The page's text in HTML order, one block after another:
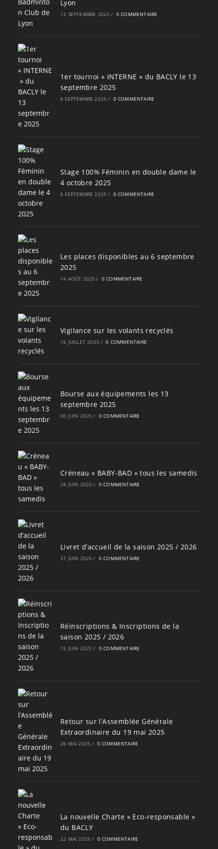
Lyon
12 SEPTEMBRE 2025 / 0 COMMENTAIRE
1er tournoi « INTERNE » du BACLY le 13
septembre 2025
6 SEPTEMBRE 2025 / 0 COMMENTAIRE
Stage 100% Féminin en double dame le
4 octobre 2025
6 SEPTEMBRE 2025 / 0 COMMENTAIRE
Les places disponibles au 6 septembre
2025
14 AOÛT 2025 / 0 COMMENTAIRE
Vigilance sur les volants recyclés
16 JUILLET 2025 / 0 COMMENTAIRE
Bourse aux équipements les 13
septembre 2025
30 JUIN 2025 / 0 COMMENTAIRE
Créneau « BABY-BAD » tous les samedis
28 JUIN 2025 / 0 COMMENTAIRE
Livret d’accueil de la saison 2025 / 2026
27 JUIN 2025 / 0 COMMENTAIRE
Réinscriptions & Inscriptions de la
saison 2025 / 2026
15 JUIN 2025 / 0 COMMENTAIRE
Retour sur l’Assemblée Générale
Extraordinaire du 19 mai 2025
26 MAI 2025 / 0 COMMENTAIRE
La nouvelle Charte « Eco-responsable »
du BACLY
22 MAI 2025 / 0 COMMENTAIRE